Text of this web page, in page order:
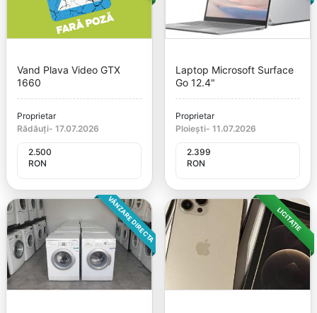
Vand Plava Video GTX
1660
Proprietar
Rădăuți- 17.07.2026
2.500
RON
Laptop Microsoft Surface
Go 12.4"
Proprietar
Ploiești- 11.07.2026
2.399
RON
VÂNZARE DIRECTA LICITAȚIE